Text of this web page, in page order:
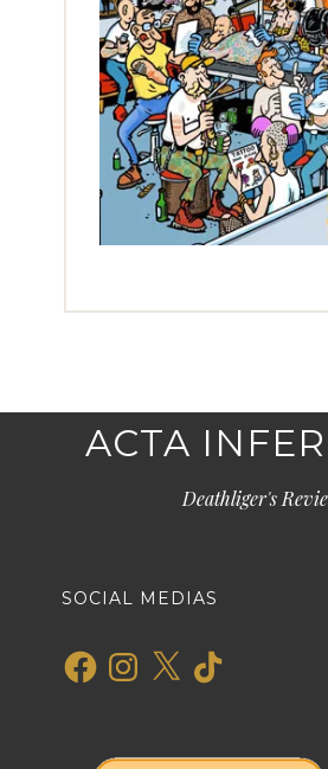
ACTA
Deathliger's
SOCIAL MEDIAS
FacebookInstagram
X TikTok